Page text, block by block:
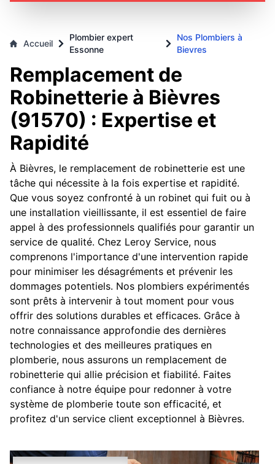
Accueil
Plombier expert
Essonne
Nos Plombiers à
Bievres
Remplacement de
Robinetterie à Bièvres
(91570) : Expertise et
Rapidité
À Bièvres, le remplacement de robinetterie est une
tâche qui nécessite à la fois expertise et rapidité.
Que vous soyez confronté à un robinet qui fuit ou à
une installation vieillissante, il est essentiel de faire
appel à des professionnels qualifiés pour garantir un
service de qualité. Chez Leroy Service, nous
comprenons l'importance d'une intervention rapide
pour minimiser les désagréments et prévenir les
dommages potentiels. Nos plombiers expérimentés
sont prêts à intervenir à tout moment pour vous
offrir des solutions durables et efficaces. Grâce à
notre connaissance approfondie des dernières
technologies et des meilleures pratiques en
plomberie, nous assurons un remplacement de
robinetterie qui allie précision et fiabilité. Faites
confiance à notre équipe pour redonner à votre
système de plomberie toute son efficacité, et
profitez d'un service client exceptionnel à Bièvres.